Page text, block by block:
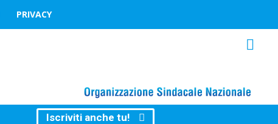
PRIVACY
Iscriviti anche tu!